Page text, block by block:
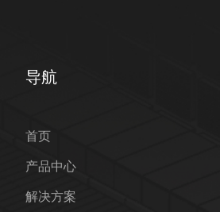
导航
首页
产品中心
解决方案